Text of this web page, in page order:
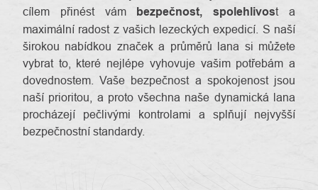
cílem přinést vám bezpečnost, spolehlivost a
maximální radost z vašich lezeckých expedicí. S naší
širokou nabídkou značek a průměrů lana si můžete
vybrat to, které nejlépe vyhovuje vašim potřebám a
dovednostem. Vaše bezpečnost a spokojenost jsou
naší prioritou, a proto všechna naše dynamická lana
procházejí pečlivými kontrolami a splňují nejvyšší
bezpečnostní standardy.